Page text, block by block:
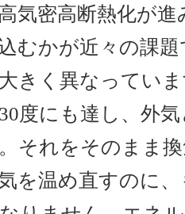
気密高断熱化が
むかが近々の課
きく異なってい
度にも達し、外
それをそのまま
を温め直すのに